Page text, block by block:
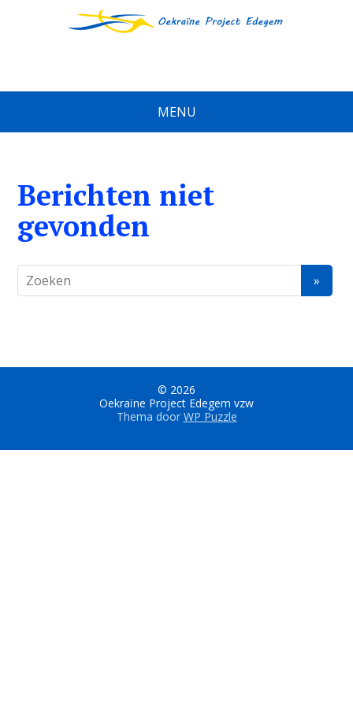
MENU
Berichten niet
gevonden
© 2026
Oekraïne Project Edegem vzw
Thema door WP Puzzle